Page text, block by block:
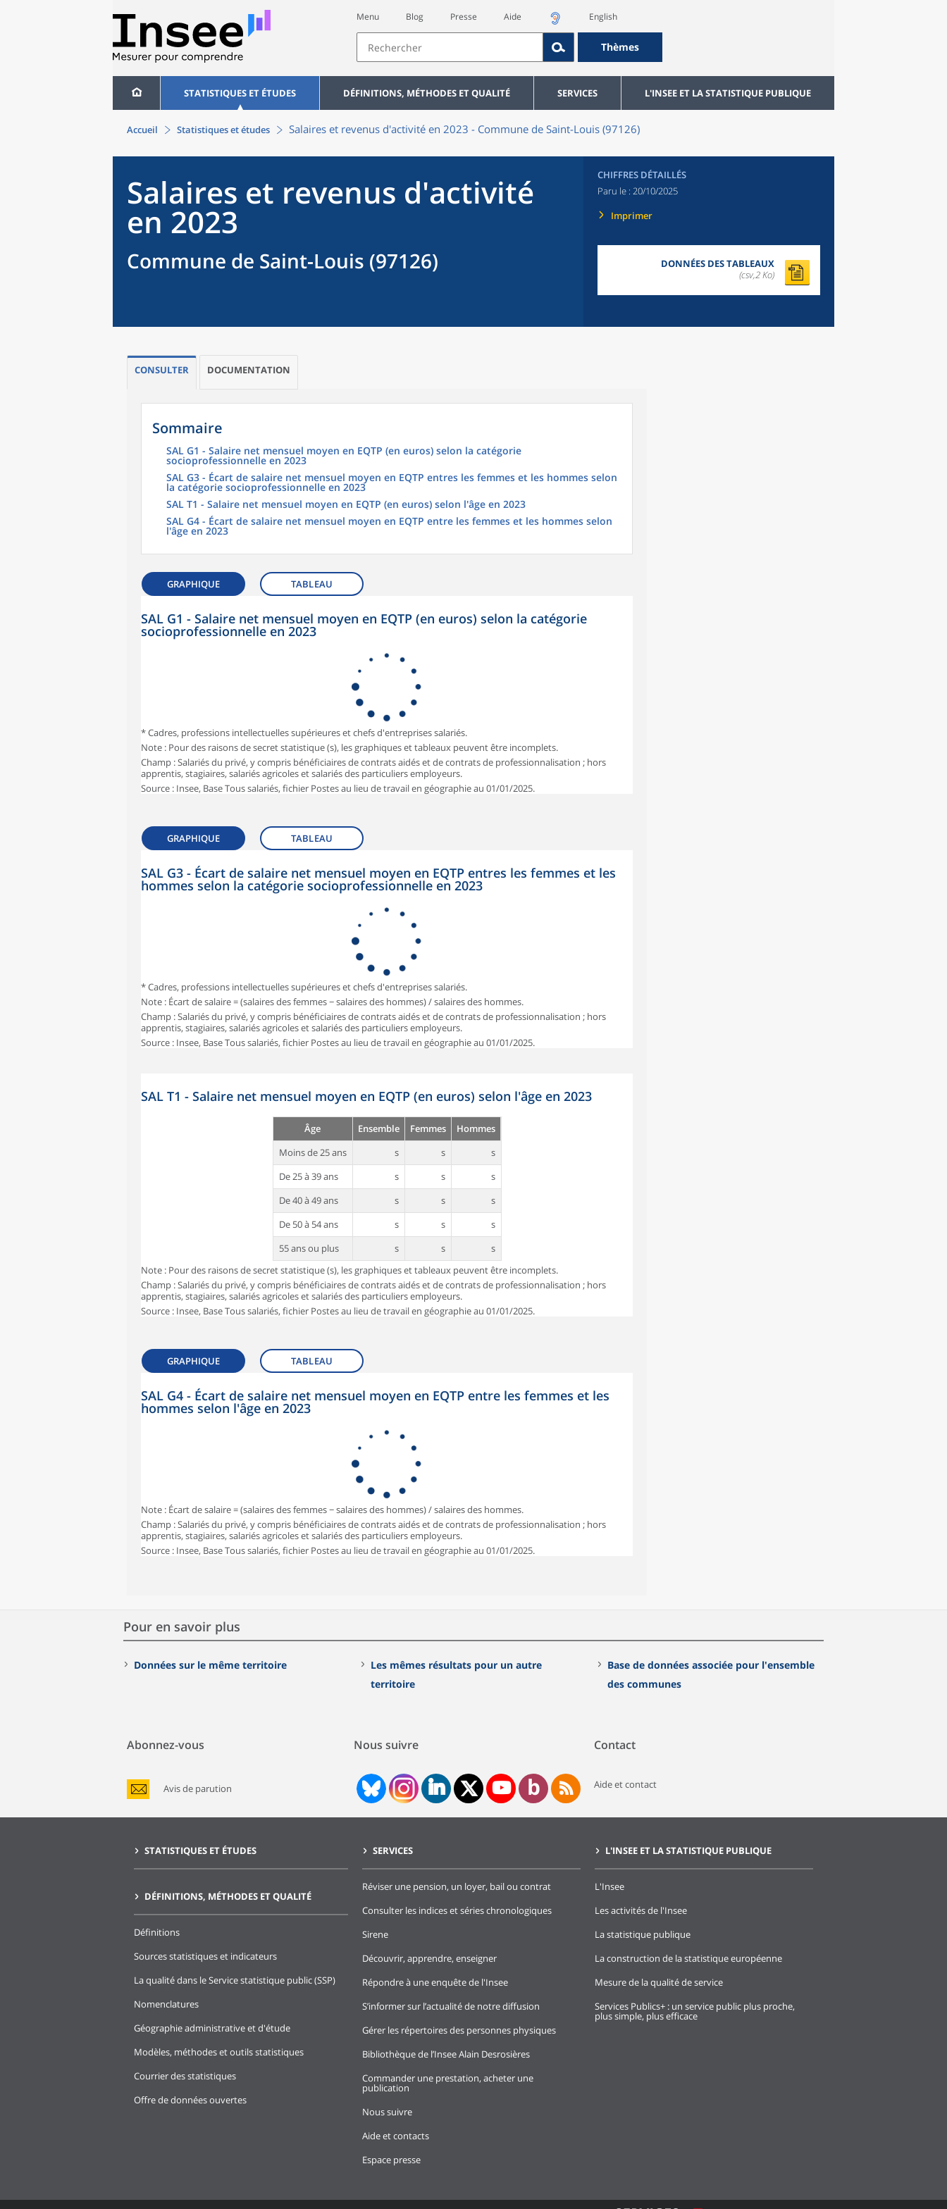
Menu Blog Presse Aide English
Thèmes
STATISTIQUES ET ÉTUDES DÉFINITIONS, MÉTHODES ET QUALITÉ SERVICES L'INSEE ET LA STATISTIQUE PUBLIQUE
Accueil Statistiques et études Salaires et revenus d'activité en 2023 - Commune de Saint-Louis (97126)
Salaires et revenus d'activité
en 2023
Commune de Saint-Louis (97126)
CHIFFRES DÉTAILLÉS
Paru le : 20/10/2025
Imprimer
DONNÉES DES TABLEAUX
(csv,2 Ko)
CONSULTER DOCUMENTATION
Sommaire
SAL G1 - Salaire net mensuel moyen en EQTP (en euros) selon la catégorie
socioprofessionnelle en 2023
SAL G3 - Écart de salaire net mensuel moyen en EQTP entres les femmes et les hommes selon
la catégorie socioprofessionnelle en 2023
SAL T1 - Salaire net mensuel moyen en EQTP (en euros) selon l'âge en 2023
SAL G4 - Écart de salaire net mensuel moyen en EQTP entre les femmes et les hommes selon
l'âge en 2023
GRAPHIQUE TABLEAU
SAL G1 - Salaire net mensuel moyen en EQTP (en euros) selon la catégorie
socioprofessionnelle en 2023
* Cadres, professions intellectuelles supérieures et chefs d'entreprises salariés.
Note : Pour des raisons de secret statistique (s), les graphiques et tableaux peuvent être incomplets.
Champ : Salariés du privé, y compris bénéficiaires de contrats aidés et de contrats de professionnalisation ; hors
apprentis, stagiaires, salariés agricoles et salariés des particuliers employeurs.
Source : Insee, Base Tous salariés, fichier Postes au lieu de travail en géographie au 01/01/2025.
GRAPHIQUE TABLEAU
SAL G3 - Écart de salaire net mensuel moyen en EQTP entres les femmes et les
hommes selon la catégorie socioprofessionnelle en 2023
* Cadres, professions intellectuelles supérieures et chefs d'entreprises salariés.
Note : Écart de salaire = (salaires des femmes − salaires des hommes) / salaires des hommes.
Champ : Salariés du privé, y compris bénéficiaires de contrats aidés et de contrats de professionnalisation ; hors
apprentis, stagiaires, salariés agricoles et salariés des particuliers employeurs.
Source : Insee, Base Tous salariés, fichier Postes au lieu de travail en géographie au 01/01/2025.
SAL T1 - Salaire net mensuel moyen en EQTP (en euros) selon l'âge en 2023
Âge Ensemble Femmes
Hommes
Moins de 25 ans
s s
s
De 25 à 39 ans
s s
s
De 40 à 49 ans
s s
s
De 50 à 54 ans
s s
s
55 ans ou plus
s s
s
Note : Pour des raisons de secret statistique (s), les graphiques et tableaux peuvent être incomplets.
Champ : Salariés du privé, y compris bénéficiaires de contrats aidés et de contrats de professionnalisation ; hors
apprentis, stagiaires, salariés agricoles et salariés des particuliers employeurs.
Source : Insee, Base Tous salariés, fichier Postes au lieu de travail en géographie au 01/01/2025.
GRAPHIQUE TABLEAU
SAL G4 - Écart de salaire net mensuel moyen en EQTP entre les femmes et les
hommes selon l'âge en 2023
Note : Écart de salaire = (salaires des femmes − salaires des hommes) / salaires des hommes.
Champ : Salariés du privé, y compris bénéficiaires de contrats aidés et de contrats de professionnalisation ; hors
apprentis, stagiaires, salariés agricoles et salariés des particuliers employeurs.
Source : Insee, Base Tous salariés, fichier Postes au lieu de travail en géographie au 01/01/2025.
Pour en savoir plus
Données sur le même territoire
Les mêmes résultats pour un autre
territoire
Base de données associée pour l'ensemble
des communes
Abonnez-vous
Avis de parution
Nous suivre Contact
Aide et contact
STATISTIQUES ET ÉTUDES
DÉFINITIONS, MÉTHODES ET QUALITÉ
Définitions
Sources statistiques et indicateurs
La qualité dans le Service statistique public (SSP)
Nomenclatures
Géographie administrative et d'étude
Modèles, méthodes et outils statistiques
Courrier des statistiques
Offre de données ouvertes
SERVICES
Réviser une pension, un loyer, bail ou contrat
Consulter les indices et séries chronologiques
Sirene
Découvrir, apprendre, enseigner
Répondre à une enquête de l'Insee
S’informer sur l’actualité de notre diffusion
Gérer les répertoires des personnes physiques
Bibliothèque de l’Insee Alain Desrosières
Commander une prestation, acheter une
publication
Nous suivre
Aide et contacts
Espace presse
L'INSEE ET LA STATISTIQUE PUBLIQUE
L'Insee
Les activités de l'Insee
La statistique publique
La construction de la statistique européenne
Mesure de la qualité de service
Services Publics+ : un service public plus proche,
plus simple, plus efficace